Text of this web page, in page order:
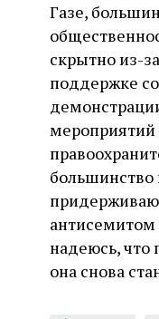
Газе,
скрытно из-
поддержке
большинство
антисемитом
надеюсь, что
она снова